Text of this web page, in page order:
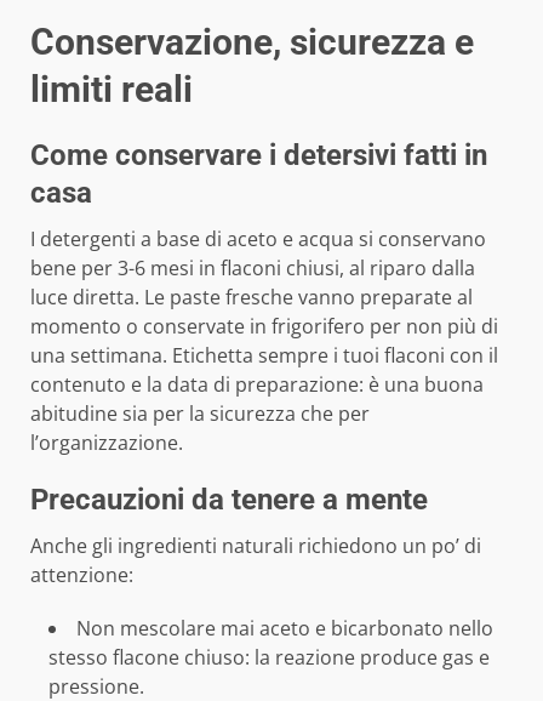
Conservazione, sicurezza e
limiti reali
Come conservare i detersivi fatti in
casa
I detergenti a base di aceto e acqua si conservano
bene per 3-6 mesi in flaconi chiusi, al riparo dalla
luce diretta. Le paste fresche vanno preparate al
momento o conservate in frigorifero per non più di
una settimana. Etichetta sempre i tuoi flaconi con il
contenuto e la data di preparazione: è una buona
abitudine sia per la sicurezza che per
l’organizzazione.
Precauzioni da tenere a mente
Anche gli ingredienti naturali richiedono un po’ di
attenzione:
Non mescolare mai aceto e bicarbonato nello
stesso flacone chiuso: la reazione produce gas e
pressione.